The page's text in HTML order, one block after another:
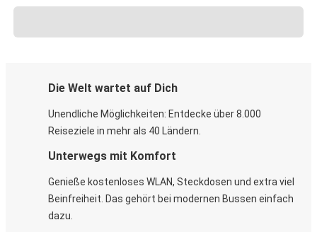
Die Welt wartet auf Dich
Unendliche Möglichkeiten: Entdecke über 8.000
Reiseziele in mehr als 40 Ländern.
Unterwegs mit Komfort
Genieße kostenloses WLAN, Steckdosen und extra viel
Beinfreiheit. Das gehört bei modernen Bussen einfach
dazu.